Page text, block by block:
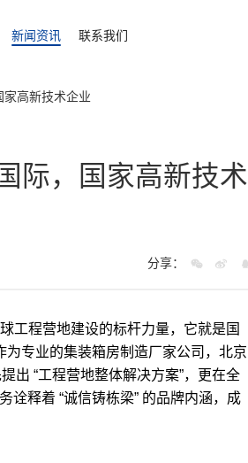
新闻资讯 联系我们
高新技术企业
际，国家高新技术
分享：
工程营地建设的标杆力量，它就是国
专业的集装箱房制造厂家公司，北京
出 “工程营地整体解决方案”，更在全
诠释着 “诚信铸栋梁” 的品牌内涵，成